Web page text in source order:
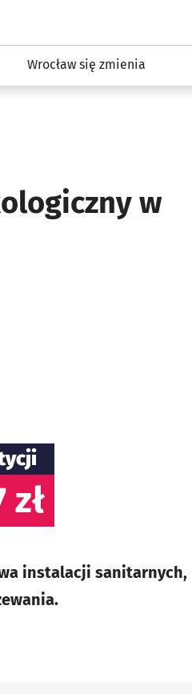
#InwestycjeWRO - miejskie
Wrocław się zmienia
w
zł
instalacji sanitarnych,